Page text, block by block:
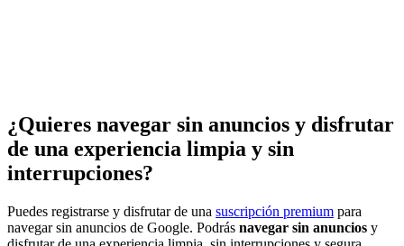
¿Quieres navegar sin anuncios y disfrutar
de una experiencia limpia y sin
interrupciones?
Puedes registrarse y disfrutar de una suscripción premium para
navegar sin anuncios de Google. Podrás navegar sin anuncios y